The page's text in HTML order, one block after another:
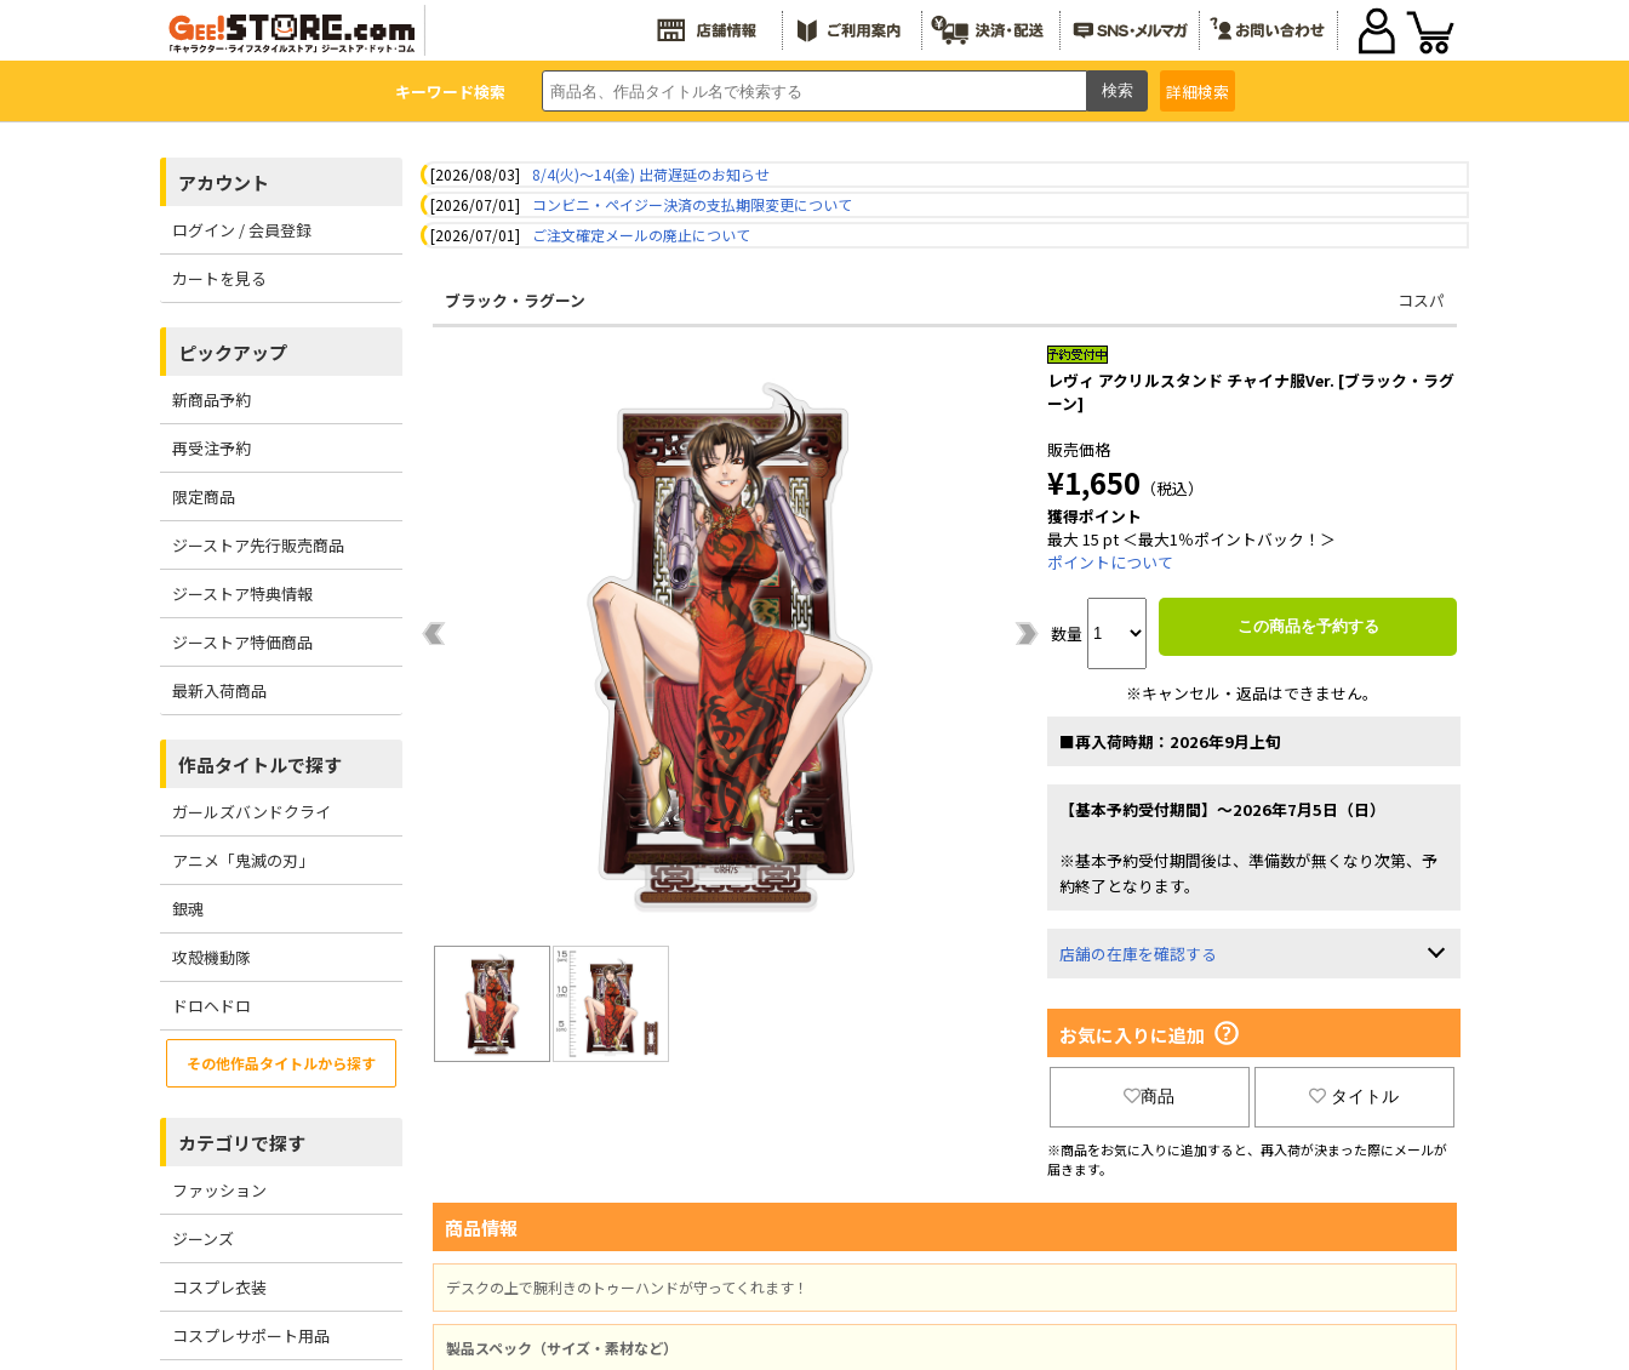
キーワード検索 詳細検索
アカウント
ログイン / 会員登録
カートを見る
ピックアップ
新商品予約
再受注予約
限定商品
ジーストア先行販売商品
ジーストア特典情報
ジーストア特価商品
最新入荷商品
作品タイトルで探す
ガールズバンドクライ
アニメ「鬼滅の刃」
銀魂
攻殻機動隊
ドロヘドロ
その他作品タイトルから探す
カテゴリで探す
ファッション
ジーンズ
コスプレ衣装
コスプレサポート用品
[2026/08/03]
8/4(火)～14(金) 出荷遅延のお知らせ
[2026/07/01]
コンビニ・ペイジー決済の支払期限変更について
[2026/07/01]
ご注文確定メールの廃止について
ブラック・ラグーン コスパ
レヴィ アクリルスタンド チャイナ服Ver. [ブラック・ラグ
ーン]
販売価格
¥1,650 （税込）
獲得ポイント
最大 15 pt ＜最大1％ポイントバック！＞
ポイントについて
数量 この商品を予約する
※キャンセル・返品はできません。
■再入荷時期：2026年9月上旬
【基本予約受付期間】～2026年7月5日（日）
※基本予約受付期間後は、準備数が無くなり次第、予
約終了となります。
店舗の在庫を確認する
お気に入りに追加
商品 タイトル
※商品をお気に入りに追加すると、再入荷が決まった際にメールが
届きます。
商品情報
デスクの上で腕利きのトゥーハンドが守ってくれます！
製品スペック（サイズ・素材など）